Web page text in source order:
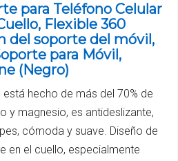
para Teléfono Celular
Flexible 360
del soporte del móvil,
para Móvil,
(Negro)
está hecho de más del 70% de
y magnesio, es antideslizante,
cómoda y suave. Diseño de
en el cuello, especialmente